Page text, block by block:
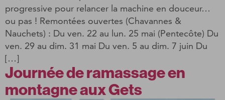
progressive pour relancer la machine en douceur…
ou pas ! Remontées ouvertes (Chavannes &
Nauchets) : Du ven. 22 au lun. 25 mai (Pentecôte) Du
ven. 29 au dim. 31 mai Du ven. 5 au dim. 7 juin Du
[…]
Journée de ramassage en
montagne aux Gets